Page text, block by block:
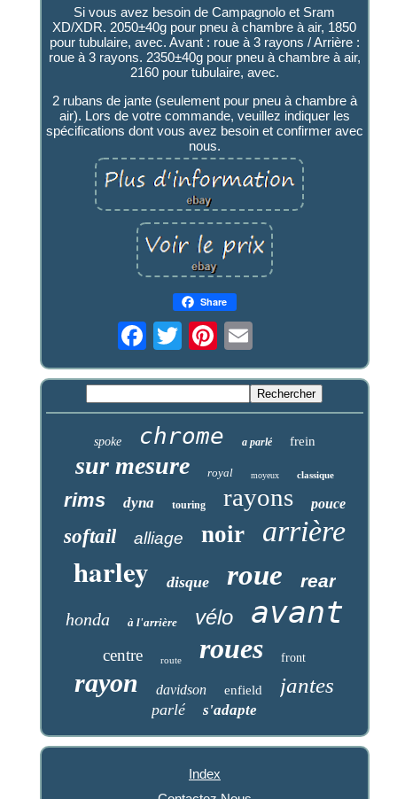
Si vous avez besoin de Campagnolo et Sram
XD/XDR. 2050±40g pour pneu à chambre à air, 1850
pour tubulaire, avec. Avant : roue à 3 rayons / Arrière :
roue à 3 rayons. 2350±40g pour pneu à chambre à air,
2160 pour tubulaire, avec.
2 rubans de jante (seulement pour pneu à chambre à
air). Lors de votre commande, veuillez indiquer les
spécifications dont vous avez besoin et confirmer avec
nous.
Share
spoke chrome a parlé frein
sur mesure royal moyeux classique
rims dyna touring rayons pouce
softail alliage noir arrière
harley disque roue rear
honda à l'arrière vélo avant
centre route roues front
rayon davidson enfield jantes
parlé s'adapte
Index